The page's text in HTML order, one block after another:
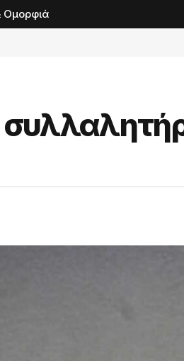
Ομορφιά